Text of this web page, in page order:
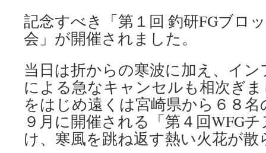
記念すべき「第１回 釣研FGブロ
会」が開催されました。
当日は折からの寒波に加え、イ
による急なキャンセルも相次ぎ
をはじめ遠くは宮崎県から６８
９月に開催される「第４回WFG
け、寒風を跳ね返す熱い火花が